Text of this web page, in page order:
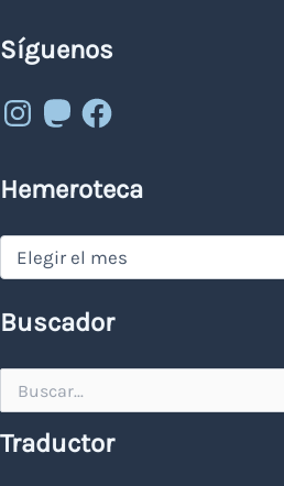
Síguenos
Instagram
MastodonFacebook
Hemeroteca
Hemeroteca
Buscador
por:
Traductor